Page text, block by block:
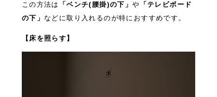
この方法は 「ベンチ(腰掛)の下」や
「テレビボード
の下」 などに取り入れるのが特におすすめです。
【床を照らす】